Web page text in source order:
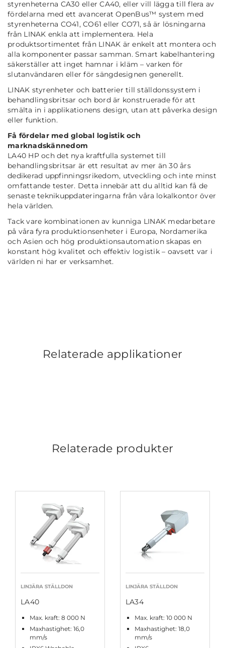
styrenheterna CA30 eller CA40, eller vill lägga till flera av
fördelarna med ett avancerat OpenBus™ system med
styrenheterna CO41, CO61 eller CO71, så är lösningarna
från LINAK enkla att implementera. Hela
produktsortimentet från LINAK är enkelt att montera och
alla komponenter passar samman. Smart kabelhantering
säkerställer att inget hamnar i kläm – varken för
slutanvändaren eller för sängdesignen generellt.
LINAK styrenheter och batterier till ställdonssystem i
behandlingsbritsar och bord är konstruerade för att
smälta in i applikationens design, utan att påverka design
eller funktion.
Få fördelar med global logistik och
marknadskännedom
LA40 HP och det nya kraftfulla systemet till
behandlingsbritsar är ett resultat av mer än 30 års
dedikerad uppfinningsrikedom, utveckling och inte minst
omfattande tester. Detta innebär att du alltid kan få de
senaste teknikuppdateringarna från våra lokalkontor över
hela världen.
Tack vare kombinationen av kunniga LINAK medarbetare
på våra fyra produktionsenheter i Europa, Nordamerika
och Asien och hög produktionsautomation skapas en
konstant hög kvalitet och effektiv logistik – oavsett var i
världen ni har er verksamhet.
Relaterade applikationer
Relaterade produkter
LINJÄRA STÄLLDON
LA40
Max. kraft: 8 000 N
Maxhastighet: 16,0
mm/s
LINJÄRA STÄLLDON
LA34
Max. kraft: 10 000 N
Maxhastighet: 18,0
mm/s